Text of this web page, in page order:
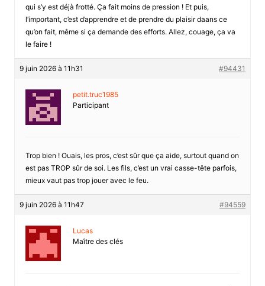
qui s’y est déjà frotté. Ça fait moins de pression ! Et puis,
l’important, c’est d’apprendre et de prendre du plaisir daans ce
qu’on fait, même si ça demande des efforts. Allez, couage, ça va
le faire !
9 juin 2026 à 11h31 #94431
petit.truc1985
Participant
Trop bien ! Ouais, les pros, c’est sûr que ça aide, surtout quand on
est pas TROP sûr de soi. Les fils, c’est un vrai casse-tête parfois,
mieux vaut pas trop jouer avec le feu.
9 juin 2026 à 11h47 #94559
Lucas
Maître des clés